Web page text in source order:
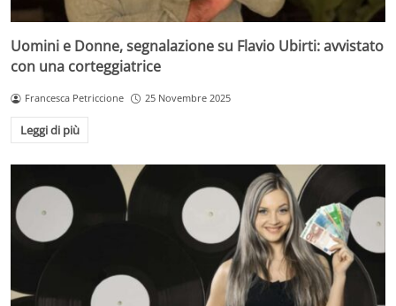
Uomini e Donne, segnalazione su Flavio Ubirti: avvistato
con una corteggiatrice
Francesca Petriccione 25 Novembre 2025
Leggi di più